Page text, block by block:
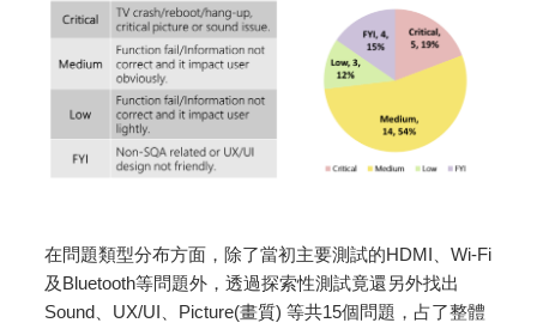
在問題類型分布方面，除了當初主要測試的HDMI、Wi-Fi
及Bluetooth等問題外，透過探索性測試竟還另外找出
Sound、UX/UI、Picture(畫質) 等共15個問題，占了整體